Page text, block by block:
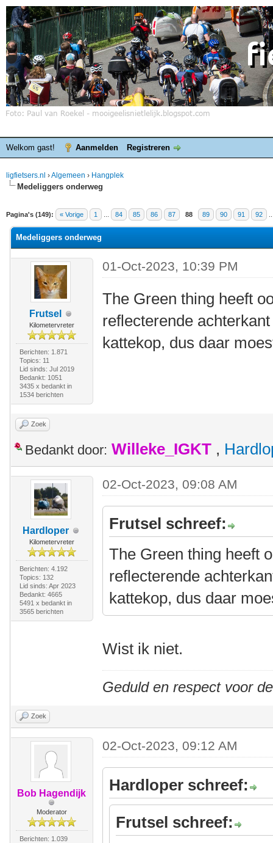
Welkom gast! Aanmelden Registreren
ligfietsers.nl ›Algemeen › Hangplek
Medeliggers onderweg
Pagina's (149): « Vorige 1 84 85 86 87 88 89 90 91 92
waardering is 3.86
Medeliggers onderweg
Frutsel
Kilometervreter
Berichten: 1.871
Topics: 11
Lid sinds: Jul 2019
Bedankt: 1051
3435 x bedankt in
1534 berichten
01-Oct-2023, 10:39 PM
The Green thing heeft
reflecterende
kattekop, dus daar
Zoek
Bedankt door: Willeke_IGKT ,
Hardloper
Kilometervreter
Berichten: 4.192
Topics: 132
Lid sinds: Apr 2023
Bedankt: 4665
5491 x bedankt in
3565 berichten
02-Oct-2023, 09:08 AM
Frutsel schreef:
The Green thing heeft
reflecterende
kattekop, dus daar
Wist ik niet.
Geduld en respect voor
Zoek
Bob Hagendijk
Moderator
Berichten: 1.039
02-Oct-2023, 09:12 AM
Hardloper schreef:
Frutsel schreef: